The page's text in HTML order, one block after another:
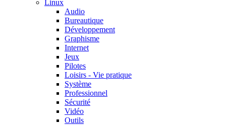
Linux
Audio
Bureautique
Développement
Graphisme
Internet
Jeux
Pilotes
Loisirs - Vie pratique
Système
Professionnel
Sécurité
Vidéo
Outils